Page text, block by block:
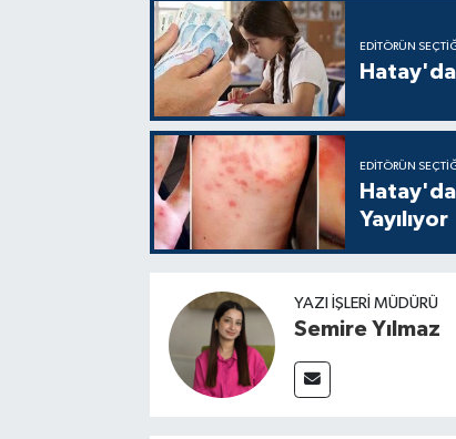
EDITÖRÜN
Hatay'da
EDITÖRÜN
Yayılıyor
YAZI İŞLERI MÜDÜRÜ
Semire Yılmaz